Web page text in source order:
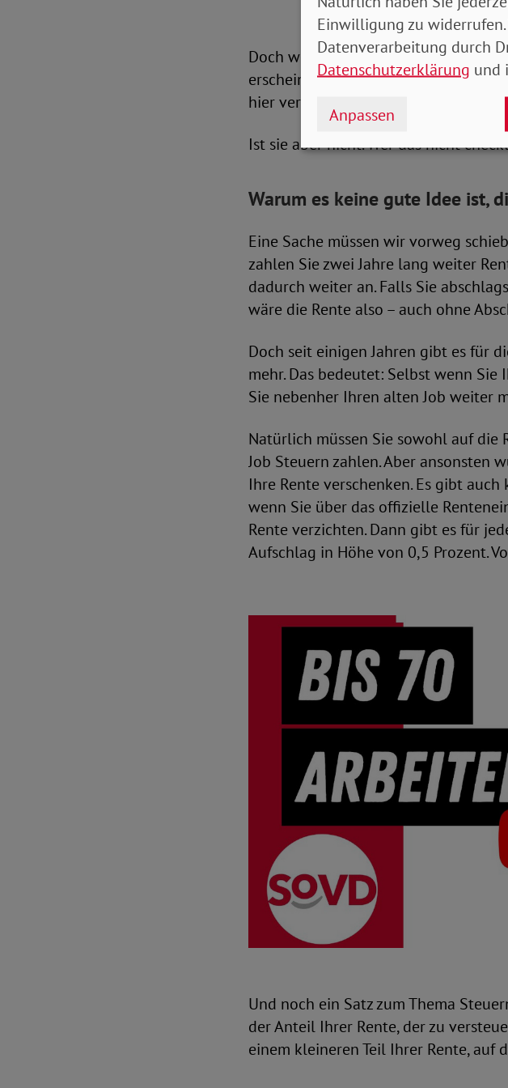
Doch weil offenbar nicht wenige
erscheinende Renteninformation
hier vermerkte Beginn der
Ist sie aber nicht. Wer das nicht
Warum es keine gute Idee ist,
Eine Sache müssen wir vorweg
zahlen Sie zwei Jahre lang weiter
dadurch weiter an. Falls Sie
wäre die Rente also – auch ohne
Doch seit einigen Jahren gibt es für
mehr. Das bedeutet: Selbst wenn
Sie nebenher Ihren alten Job weiter
Natürlich müssen Sie sowohl auf die
Job Steuern zahlen. Aber ansonsten
Ihre Rente verschenken. Es gibt
wenn Sie über das offizielle
Rente verzichten. Dann gibt es für
Aufschlag in Höhe von 0,5 Prozent.
Und noch ein Satz zum Thema
der Anteil Ihrer Rente, der zu
einem kleineren Teil Ihrer Rente, auf
Einwilligung zu
Datenverarbeitung durch
Datenschutzerklärung und
Anpassen